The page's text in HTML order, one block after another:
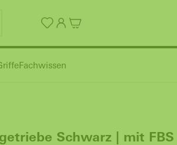
Fachwissen
Schwarz | mit FBS